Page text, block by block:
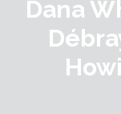
Dana